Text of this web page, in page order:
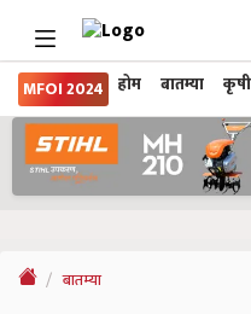
MFOI 2024 होम बातम्या
बातम्या